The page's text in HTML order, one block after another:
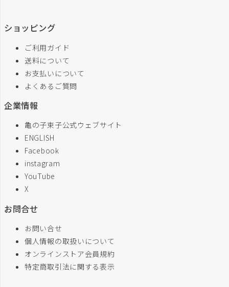
ショッピング
ご利用ガイド
送料について
お支払いについて
よくあるご質問
企業情報
亀の子束子公式ウェブサイト
ENGLISH
Facebook
instagram
YouTube
X
お問合せ
お問い合せ
個人情報の取扱いについて
オンラインストア会員規約
特定商取引法に関する表示